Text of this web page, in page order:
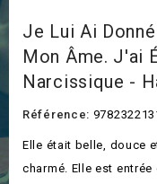
Je Lui Ai
Mon Âme. J'ai
Narcissique -
Référence:
Elle était belle, douce
charmé. Elle est